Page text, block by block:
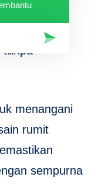
konsistensi
siklus
tanpa
menangani
rumit
sempurna